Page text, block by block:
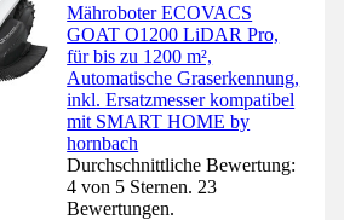
Mähroboter ECOVACS
GOAT O1200 LiDAR Pro,
für bis zu 1200 m²,
Automatische Graserkennung,
inkl. Ersatzmesser kompatibel
mit SMART HOME by
hornbach
Durchschnittliche Bewertung:
4 von 5 Sternen. 23
Bewertungen.